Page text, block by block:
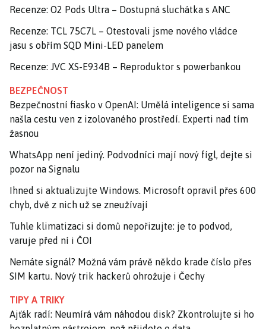
Recenze: O2 Pods Ultra – Dostupná sluchátka s ANC
Recenze: TCL 75C7L – Otestovali jsme nového vládce
jasu s obřím SQD Mini-LED panelem
Recenze: JVC XS-E934B – Reproduktor s powerbankou
BEZPEČNOST
Bezpečnostní fiasko v OpenAI: Umělá inteligence si sama
našla cestu ven z izolovaného prostředí. Experti nad tím
žasnou
WhatsApp není jediný. Podvodníci mají nový fígl, dejte si
pozor na Signalu
Ihned si aktualizujte Windows. Microsoft opravil přes 600
chyb, dvě z nich už se zneužívají
Tuhle klimatizaci si domů nepořizujte: je to podvod,
varuje před ní i ČOI
Nemáte signál? Možná vám právě někdo krade číslo přes
SIM kartu. Nový trik hackerů ohrožuje i Čechy
TIPY A TRIKY
Ajťák radí: Neumírá vám náhodou disk? Zkontrolujte si ho